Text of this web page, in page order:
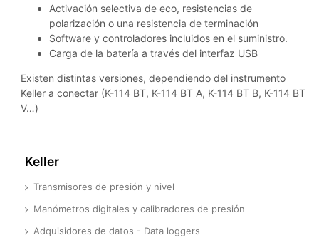
Keller
Transmisores de presión y nivel
Manómetros digitales y calibradores de presión
Adquisidores de datos - Data loggers
Activación selectiva de eco, resistencias de
polarización o una resistencia de terminación
Software y controladores incluidos en el suministro.
Carga de la batería a través del interfaz USB
Existen distintas versiones, dependiendo del instrumento
Keller a conectar (K-114 BT, K-114 BT A, K-114 BT B, K-114 BT
V…)